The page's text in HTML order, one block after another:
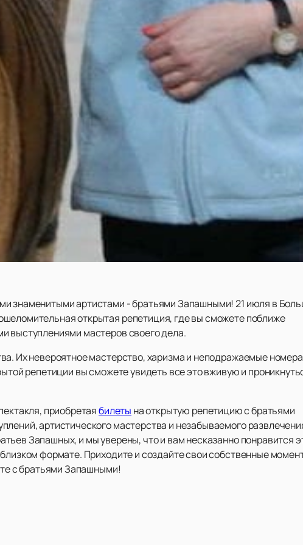
знаменитыми артистами - братьями Запашными! 21 июля в
открытая репетиция, где вы сможете поближе
выступлениями мастеров своего дела.
Их невероятное мастерство, харизма и неподражаемые номера
репетиции вы сможете увидеть все это вживую и
приобретаябилеты на открытую репетицию с братьями
артистического мастерства и незабываемого
Запашных, и мы уверены, что и вам несказанно понравится
формате. Приходите и создайте свои собственные
с братьями Запашными!